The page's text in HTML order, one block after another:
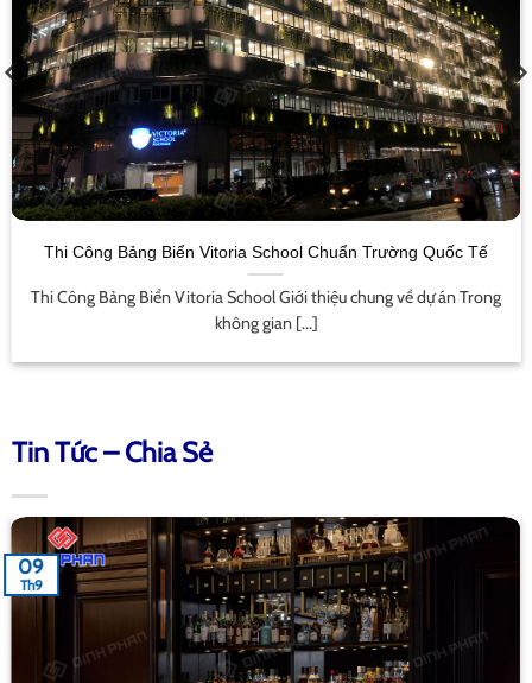
Thi Công Bảng Biển Vitoria School Chuẩn Trường Quốc Tế
Thi Công Bảng Biển Vitoria School Giới thiệu chung về dự án Trong
không gian [...]
Tin Tức – Chia Sẻ
09
Th9